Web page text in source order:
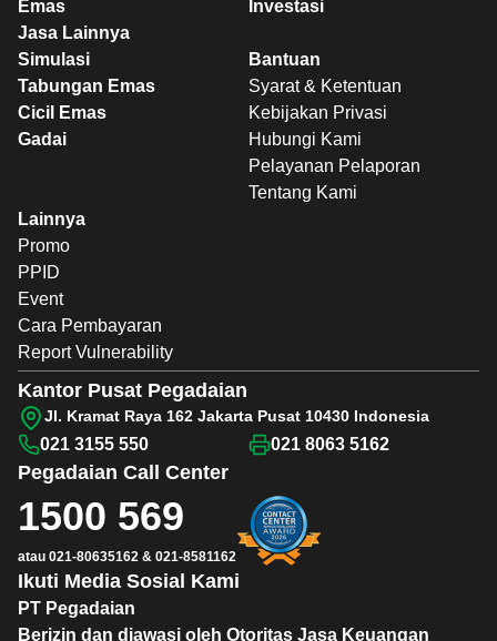
Emas
Jasa Lainnya
Investasi
Simulasi
Tabungan Emas
Cicil Emas
Gadai
Bantuan
Syarat & Ketentuan
Kebijakan Privasi
Hubungi Kami
Pelayanan Pelaporan
Tentang Kami
Lainnya
Promo
PPID
Event
Cara Pembayaran
Report Vulnerability
PT Pegadaian
Berizin dan diawasi oleh Otoritas Jasa Keuangan
Ikuti Media Sosial Kami
Pegadaian Call Center
1500 569
atau 021-80635162 & 021-8581162
Kantor Pusat Pegadaian
Jl. Kramat Raya 162 Jakarta Pusat 10430 Indonesia
021 3155 550 021 8063 5162